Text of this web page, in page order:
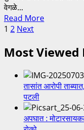
वेगळे...
Read MoreRead
ईद
उन-
नबी
निमित्त
नई
राह
फाउंडेशन
Posts
pagination
1 2 Next
Most Viewed
तासांत आरोपी
पटली
अपघात :